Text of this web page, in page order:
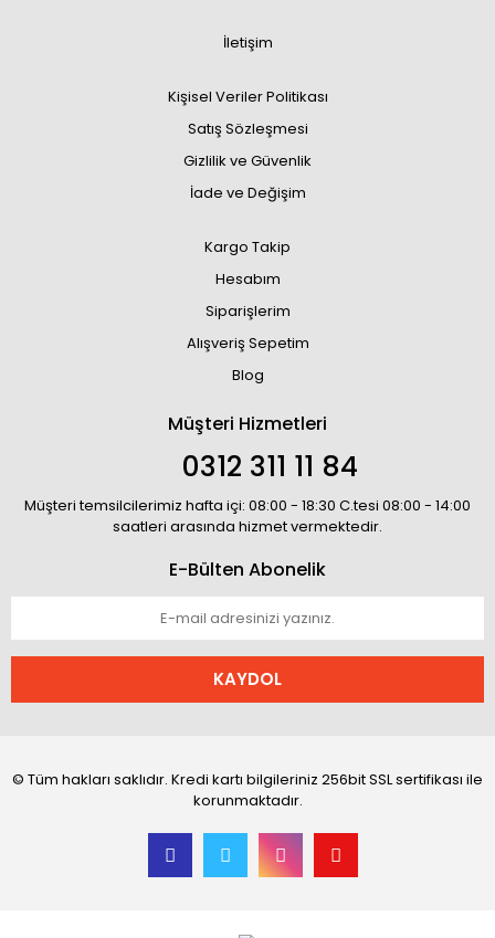
İletişim
Kişisel Veriler Politikası
Satış Sözleşmesi
Gizlilik ve Güvenlik
İade ve Değişim
Kargo Takip
Hesabım
Siparişlerim
Alışveriş Sepetim
Blog
Müşteri Hizmetleri
0312 311 11 84
Müşteri temsilcilerimiz hafta içi: 08:00 - 18:30 C.tesi 08:00 - 14:00
saatleri arasında hizmet vermektedir.
E-Bülten Abonelik
KAYDOL
© Tüm hakları saklıdır. Kredi kartı bilgileriniz 256bit SSL sertifikası ile
korunmaktadır.